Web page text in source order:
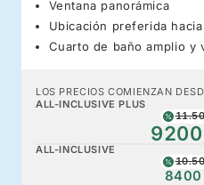
Ventana panorámica
Ubicación preferida
Cuarto de baño amplio y
LOS PRECIOS COMIENZAN
ALL-INCLUSIVE PLUS
ALL-INCLUSIVE
8400